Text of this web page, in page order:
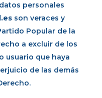
personales
son veraces y
Popular de la
a excluir de los
usuario que haya
de las demás